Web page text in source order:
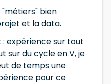
"métiers" bien
et la data.
expérience sur tout
sur du cycle en V, je
de temps une
pour ce